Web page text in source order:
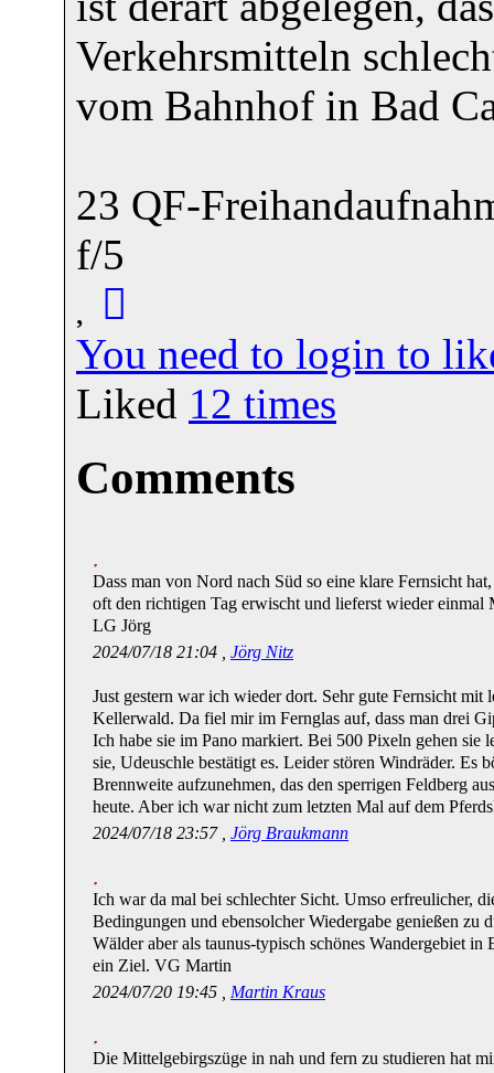
Verkehrsmitteln
vom Bahnhof in Bad
23 QF-
f/5
You need to login to
Liked 12 times
Comments
Dass man von Nord nach Süd so eine klare Fernsicht
oft den richtigen Tag erwischt und lieferst wieder einmal
LG Jörg
2024/07/18 21:04 , Jörg Nitz
Just gestern war ich wieder dort. Sehr gute Fernsicht
Kellerwald. Da fiel mir im Fernglas auf, dass man drei
Ich habe sie im Pano markiert. Bei 500 Pixeln gehen sie
sie, Udeuschle bestätigt es. Leider stören Windräder. Es
Brennweite aufzunehmen, das den sperrigen Feldberg
heute. Aber ich war nicht zum letzten Mal auf dem
2024/07/18 23:57 , Jörg Braukmann
Ich war da mal bei schlechter Sicht. Umso erfreulicher,
Bedingungen und ebensolcher Wiedergabe genießen zu
Wälder aber als taunus-typisch schönes Wandergebiet
ein Ziel. VG Martin
2024/07/20 19:45 , Martin Kraus
Die Mittelgebirgszüge in nah und fern zu studieren hat